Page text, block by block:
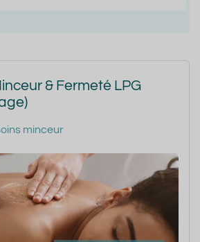
& Fermeté LPG
minceur